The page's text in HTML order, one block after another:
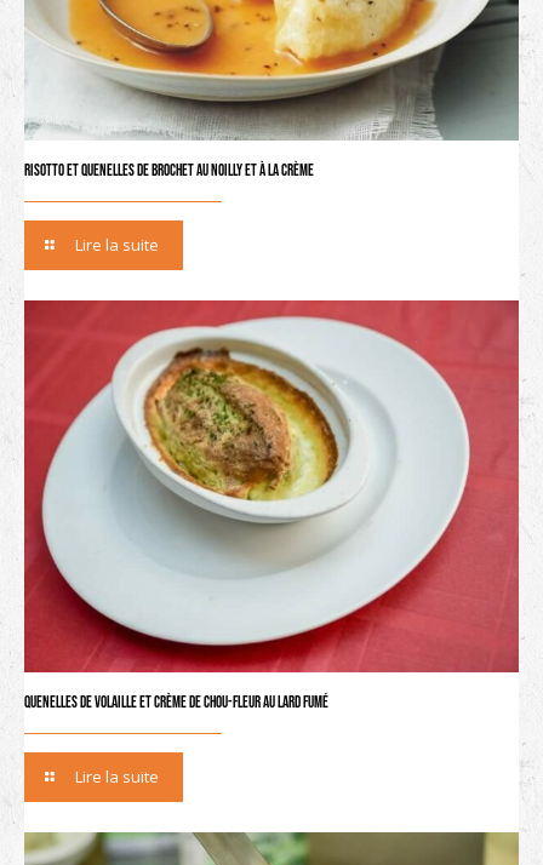
Risotto et quenelles de brochet au Noilly et à la crème
Lire la suite
Quenelles de volaille et crème de chou-fleur au lard fumé
Lire la suite